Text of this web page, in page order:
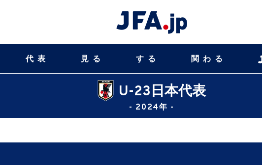
代表 見る する 関わる
U-23日本代表
- 2024年 -